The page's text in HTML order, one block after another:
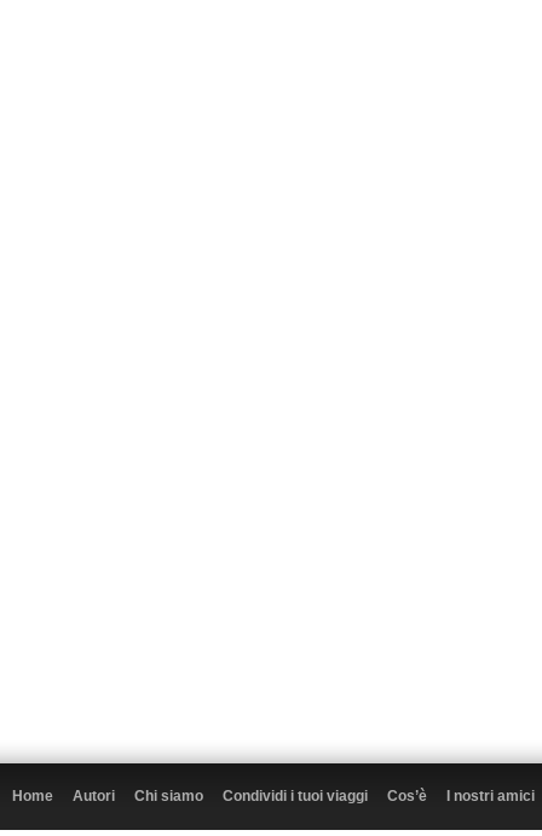
Home Autori Chi siamo Condividi i tuoi viaggi Cos’è I nostri amici